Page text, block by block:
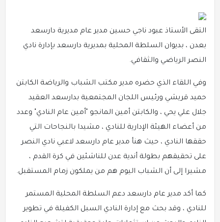
التقى الأستاذ عبود ناجي حسين مدير عام مديرية دارسعد
بعدن ، بديوان السلطة المحلية بمديرية دارسعد بإدارة نادي
النصر الرياضي والثقافي.
وفي اللقاء الذي حضره مدير مكتب الشباب والرياضة الكابتن
حميد قريشي ورئيس اللجان المجتمعية بدارسعد العقيد
جلال علي يحي ، والكابتن أمين المانجو "أمين عام النادي" وعدد
من أعضاء الهيئة الإدارية للنادي ، مشيدا بالنجاحات التي
حققها النادي ، حيث هنأ مدير عام دارسعد لاعبي نادي النصر
على تحقيقهم بطولة أندية عدن للناشئين في كرة القدم ،
مشيرا إلى أن الشباب اليوم هم من يملكون زمام المستقبل.
كما أكد مدير عام دارسعد دعم السلطة المحلية المستمر
للنادي ، وقد بحث مع إدارة النادي السبل الكفيلة في تطوير